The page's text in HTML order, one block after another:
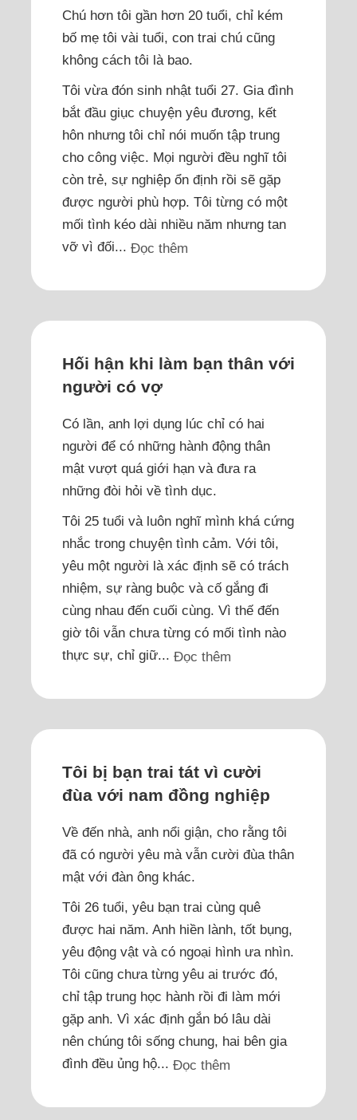
Chú hơn tôi gần hơn 20 tuổi, chỉ kém
bố mẹ tôi vài tuổi, con trai chú cũng
không cách tôi là bao.
Tôi vừa đón sinh nhật tuổi 27. Gia đình
bắt đầu giục chuyện yêu đương, kết
hôn nhưng tôi chỉ nói muốn tập trung
cho công việc. Mọi người đều nghĩ tôi
còn trẻ, sự nghiệp ổn định rồi sẽ gặp
được người phù hợp. Tôi từng có một
mối tình kéo dài nhiều năm nhưng tan
vỡ vì đối... Đọc thêm
Hối hận khi làm bạn thân với
người có vợ
Có lần, anh lợi dụng lúc chỉ có hai
người để có những hành động thân
mật vượt quá giới hạn và đưa ra
những đòi hỏi về tình dục.
Tôi 25 tuổi và luôn nghĩ mình khá cứng
nhắc trong chuyện tình cảm. Với tôi,
yêu một người là xác định sẽ có trách
nhiệm, sự ràng buộc và cố gắng đi
cùng nhau đến cuối cùng. Vì thế đến
giờ tôi vẫn chưa từng có mối tình nào
thực sự, chỉ giữ... Đọc thêm
Tôi bị bạn trai tát vì cười
đùa với nam đồng nghiệp
Về đến nhà, anh nổi giận, cho rằng tôi
đã có người yêu mà vẫn cười đùa thân
mật với đàn ông khác.
Tôi 26 tuổi, yêu bạn trai cùng quê
được hai năm. Anh hiền lành, tốt bụng,
yêu động vật và có ngoại hình ưa nhìn.
Tôi cũng chưa từng yêu ai trước đó,
chỉ tập trung học hành rồi đi làm mới
gặp anh. Vì xác định gắn bó lâu dài
nên chúng tôi sống chung, hai bên gia
đình đều ủng hộ... Đọc thêm